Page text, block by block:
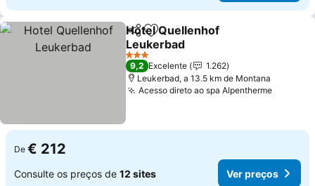
PartilharAdicionar aos favoritos
Hotel Quellenhof
Leukerbad
Ver preços
3 Estrelas
9,2 Excelente
1.262
Leukerbad, a 13.5 km de Montana
Acesso direto ao spa AlpenthermeVer
De € 212
Consulte os preços de 12 sites Ver preços